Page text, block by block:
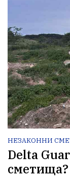
НЕЗАКОННИ
Delta
сметища?